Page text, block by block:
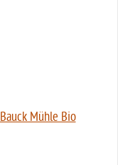
Mühle Bio